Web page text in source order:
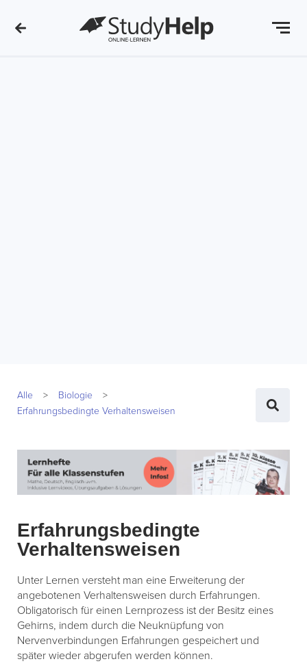
Alle
Biologie
Erfahrungsbedingte Verhaltensweisen
Erfahrungsbedingte
Verhaltensweisen
Unter Lernen versteht man eine Erweiterung der
angebotenen Verhaltensweisen durch Erfahrungen.
Obligatorisch für einen Lernprozess ist der Besitz eines
Gehirns, indem durch die Neuknüpfung von
Nervenverbindungen Erfahrungen gespeichert und
später wieder abgerufen werden können.